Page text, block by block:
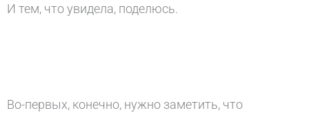
И тем, что увидела, поделюсь.
Во-первых, конечно, нужно заметить, что